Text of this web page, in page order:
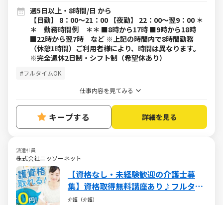
週5日以上・8時間/日 から
【日勤】 8：00～21：00 【夜勤】 22：00～翌9：00 ＊
＊ 勤務時間例 ＊＊ ■8時から17時 ■9時から18時
■22時から翌7時 など ※上記の時間内で8時間勤務
（休憩1時間）ご利用者様により、時間は異なります。
※完全週休2日制・シフト制（希望休あり）
#フルタイムOK
仕事内容を見てみる
キープする 詳細を見る
派遣社員
株式会社ニッソーネット
【資格なし・未経験歓迎の介護士募
集】資格取得無料講座あり♪フルタイ
ムで稼げる♪
介護（介護）